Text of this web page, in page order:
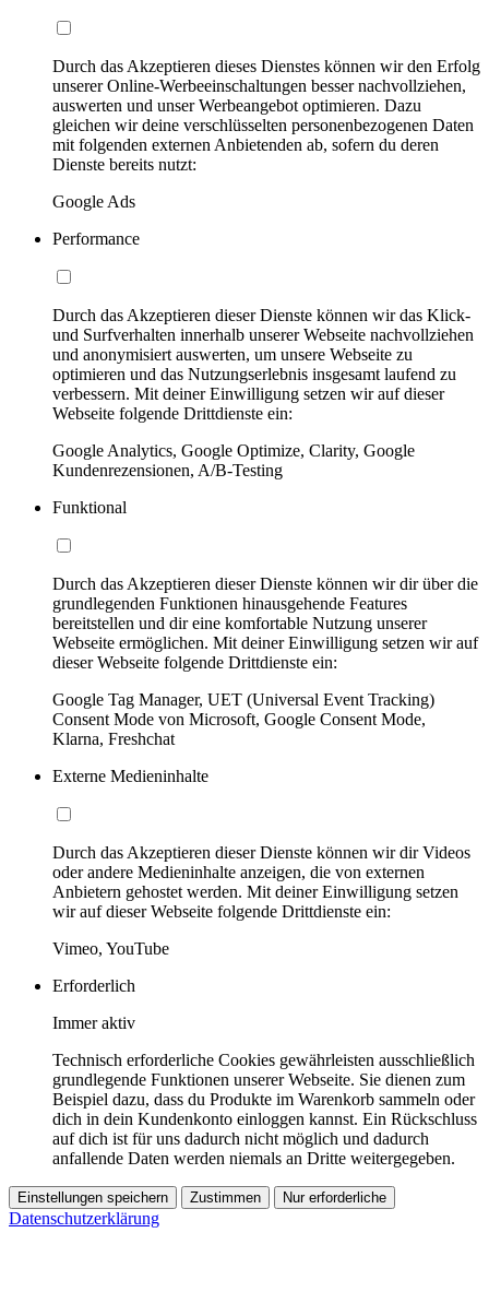
Durch das Akzeptieren dieses Dienstes können wir den Erfolg
unserer Online-Werbeeinschaltungen besser nachvollziehen,
auswerten und unser Werbeangebot optimieren. Dazu
gleichen wir deine verschlüsselten personenbezogenen Daten
mit folgenden externen Anbietenden ab, sofern du deren
Dienste bereits nutzt:
Google Ads
Performance
Durch das Akzeptieren dieser Dienste können wir das Klick-
und Surfverhalten innerhalb unserer Webseite nachvollziehen
und anonymisiert auswerten, um unsere Webseite zu
optimieren und das Nutzungserlebnis insgesamt laufend zu
verbessern. Mit deiner Einwilligung setzen wir auf dieser
Webseite folgende Drittdienste ein:
Google Analytics, Google Optimize, Clarity, Google
Kundenrezensionen, A/B-Testing
Funktional
Durch das Akzeptieren dieser Dienste können wir dir über die
grundlegenden Funktionen hinausgehende Features
bereitstellen und dir eine komfortable Nutzung unserer
Webseite ermöglichen. Mit deiner Einwilligung setzen wir auf
dieser Webseite folgende Drittdienste ein:
Google Tag Manager, UET (Universal Event Tracking)
Consent Mode von Microsoft, Google Consent Mode,
Klarna, Freshchat
Externe Medieninhalte
Durch das Akzeptieren dieser Dienste können wir dir Videos
oder andere Medieninhalte anzeigen, die von externen
Anbietern gehostet werden. Mit deiner Einwilligung setzen
wir auf dieser Webseite folgende Drittdienste ein:
Vimeo, YouTube
Erforderlich
Immer aktiv
Technisch erforderliche Cookies gewährleisten ausschließlich
grundlegende Funktionen unserer Webseite. Sie dienen zum
Beispiel dazu, dass du Produkte im Warenkorb sammeln oder
dich in dein Kundenkonto einloggen kannst. Ein Rückschluss
auf dich ist für uns dadurch nicht möglich und dadurch
anfallende Daten werden niemals an Dritte weitergegeben.
Einstellungen speichern Zustimmen Nur erforderliche
Datenschutzerklärung